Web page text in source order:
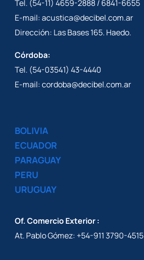
Tel. (54-11) 4659-2888 / 6841-6655
E-mail: acustica@decibel.com.ar
Dirección: Las Bases 165. Haedo.
Córdoba:
Tel. (54-03541) 43-4440
E-mail: cordoba@decibel.com.ar
BOLIVIA
ECUADOR
PARAGUAY
PERU
URUGUAY
Of. Comercio Exterior :
At. Pablo Gómez: +54-911 3790-4515